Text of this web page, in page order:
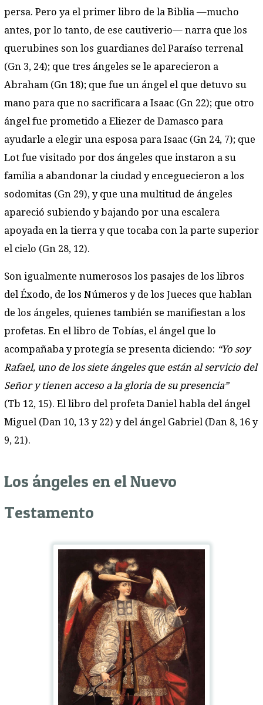
persa. Pero ya el primer libro de la Biblia —mucho
antes, por lo tanto, de ese cautiverio— narra que los
querubines son los guardianes del Paraíso terrenal
(Gn 3, 24); que tres ángeles se le aparecieron a
Abraham (Gn 18); que fue un ángel el que detuvo su
mano para que no sacrificara a Isaac (Gn 22); que otro
ángel fue prometido a Eliezer de Damasco para
ayudarle a elegir una esposa para Isaac (Gn 24, 7); que
Lot fue visitado por dos ángeles que instaron a su
familia a abandonar la ciudad y enceguecieron a los
sodomitas (Gn 29), y que una multitud de ángeles
apareció subiendo y bajando por una escalera
apoyada en la tierra y que tocaba con la parte superior
el cielo (Gn 28, 12).
Son igualmente numerosos los pasajes de los libros
del Éxodo, de los Números y de los Jueces que hablan
de los ángeles, quienes también se manifiestan a los
profetas. En el libro de Tobías, el ángel que lo
acompañaba y protegía se presenta diciendo: “Yo soy
Rafael, uno de los siete ángeles que están al servicio del
Señor y tienen acceso a la gloria de su presencia”
(Tb 12, 15). El libro del profeta Daniel habla del ángel
Miguel (Dan 10, 13 y 22) y del ángel Gabriel (Dan 8, 16 y
9, 21).
Los ángeles en el Nuevo
Testamento